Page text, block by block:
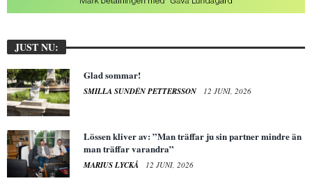
JUST NU:
Glad sommar!
SMILLA SUNDÉN PETTERSSON 12 JUNI, 2026
Lössen kliver av: ”Man träffar ju sin partner mindre än
man träffar varandra”
MARIUS LYCKÅ 12 JUNI, 2026